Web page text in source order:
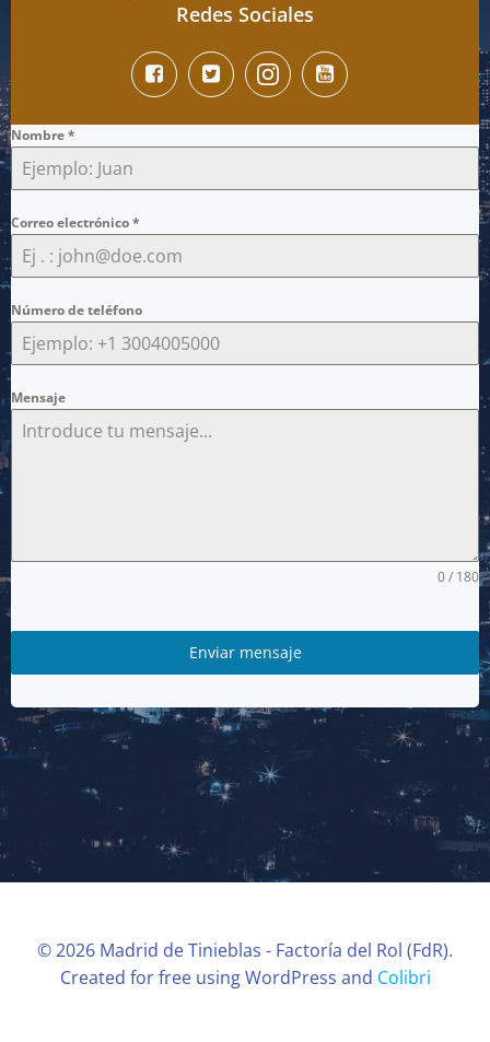
Redes Sociales
Nombre*
Correo electrónico*
Número de teléfono
Mensaje
0 / 180
Enviar mensaje
© 2026 Madrid de Tinieblas - Factoría del Rol (FdR).
Created for free using WordPress and Colibri